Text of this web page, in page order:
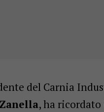
del Carnia
, ha